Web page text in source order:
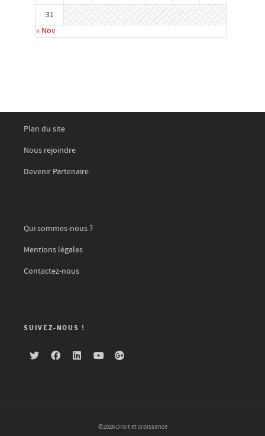
31
« Nov
Plan du site
Nous rejoindre
Devenir Partenaire
Qui sommes-nous ?
Mentions légales
Contactez-nous
SUIVEZ-NOUS !
©2026 Droit et croissance